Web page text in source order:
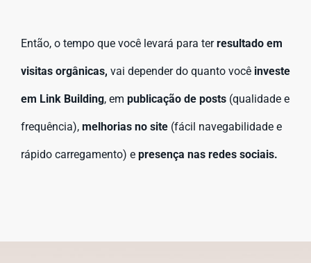
Então, o tempo que você levará para terresultado em
visitas orgânicas, vai depender do quanto você investe
em Link Building, em publicação de posts (qualidade e
frequência), melhorias no site (fácil navegabilidade e
rápido carregamento) e presença nas redes sociais.